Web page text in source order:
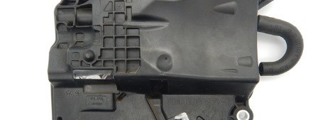
TPMS（4）
その他（9）
バッテリーテスター（4）
古い車両用診断テスター（10）
バイク用診断テスター（7）
イタリア/フランス車（27）
イギリス車（23）
アメリカ車（15）
日本車（40）
ロシア（8）
ブレーキキャリパーリペアキット（368）
その他（6）